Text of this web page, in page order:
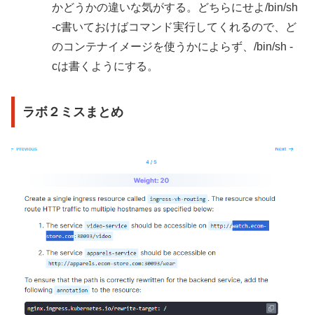
かどうかの違いな気がする。どちらにせよ/bin/sh
-c書いておけばコマンド実行してくれるので、ど
のコンテナイメージを使うかによらず、/bin/sh -
cは書くようにする。
ラボ２ミスまとめ